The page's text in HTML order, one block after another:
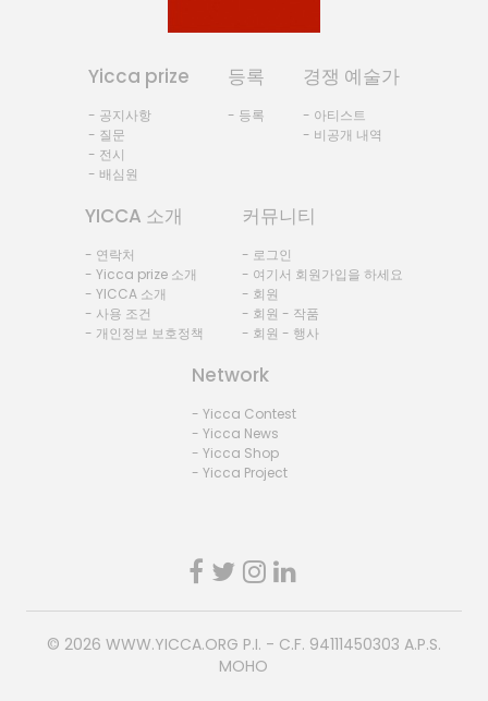
Yicca prize
- 공지사항
- 질문
- 전시
- 배심원
등록
- 등록
경쟁 예술가
- 아티스트
- 비공개 내역
YICCA 소개
- 연락처
- Yicca prize 소개
- YICCA 소개
- 사용 조건
- 개인정보 보호정책
커뮤니티
- 로그인
- 여기서 회원가입을 하세요
- 회원
- 회원 - 작품
- 회원 - 행사
Network
- Yicca Contest
- Yicca News
- Yicca Shop
- Yicca Project
© 2026 WWW.YICCA.ORG P.I. - C.F. 94111450303 A.P.S.
MOHO